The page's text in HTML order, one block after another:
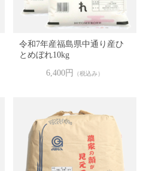
令和7年産福島県中通り産ひ
とめぼれ10kg
6,400円
（税込み）